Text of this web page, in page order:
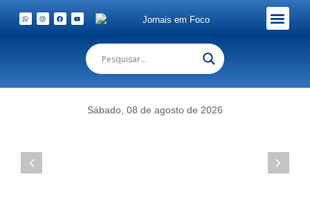
Sábado, 08 de agosto de 2026
Conselheiros
e
evento